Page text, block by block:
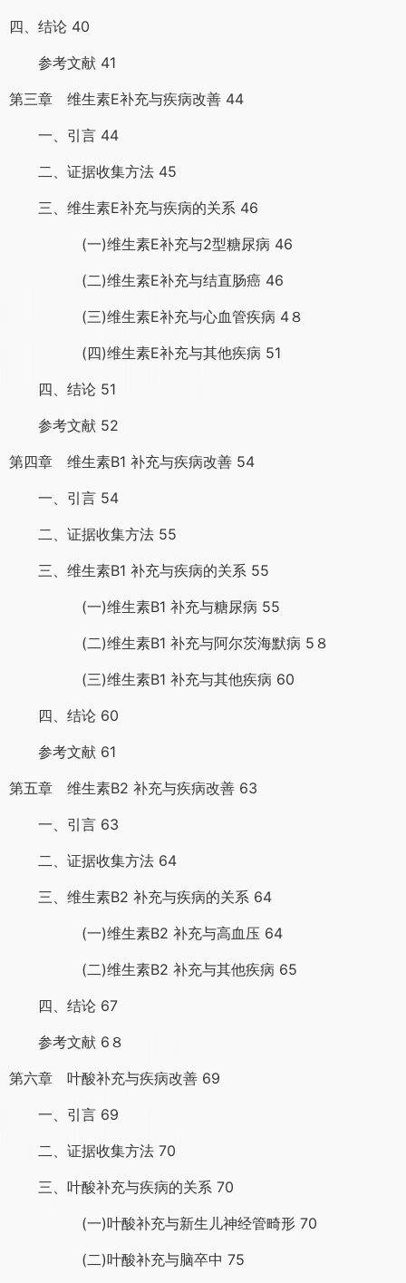
四、结论 40
参考文献 41
第三章 维生素E补充与疾病改善 44
一、引言 44
二、证据收集方法 45
三、维生素E补充与疾病的关系 46
(一)维生素E补充与2型糖尿病 46
(二)维生素E补充与结直肠癌 46
(三)维生素E补充与心血管疾病 4８
(四)维生素E补充与其他疾病 51
四、结论 51
参考文献 52
第四章 维生素B1 补充与疾病改善 54
一、引言 54
二、证据收集方法 55
三、维生素B1 补充与疾病的关系 55
(一)维生素B1 补充与糖尿病 55
(二)维生素B1 补充与阿尔茨海默病 5８
(三)维生素B1 补充与其他疾病 60
四、结论 60
参考文献 61
第五章 维生素B2 补充与疾病改善 63
一、引言 63
二、证据收集方法 64
三、维生素B2 补充与疾病的关系 64
(一)维生素B2 补充与高血压 64
(二)维生素B2 补充与其他疾病 65
四、结论 67
参考文献 6８
第六章 叶酸补充与疾病改善 69
一、引言 69
二、证据收集方法 70
三、叶酸补充与疾病的关系 70
(一)叶酸补充与新生儿神经管畸形 70
(二)叶酸补充与脑卒中 75